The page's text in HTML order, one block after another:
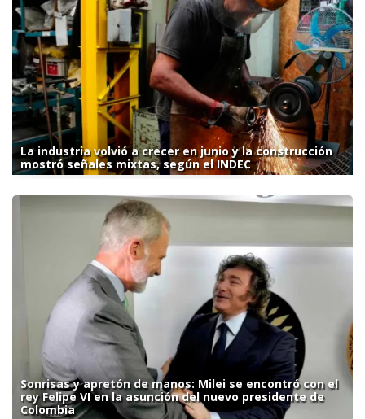
La industria volvió a crecer en junio y la construcción
mostró señales mixtas, según el INDEC
Sonrisas y apretón de manos: Milei se encontró con el
rey Felipe VI en la asunción del nuevo presidente de
Colombia